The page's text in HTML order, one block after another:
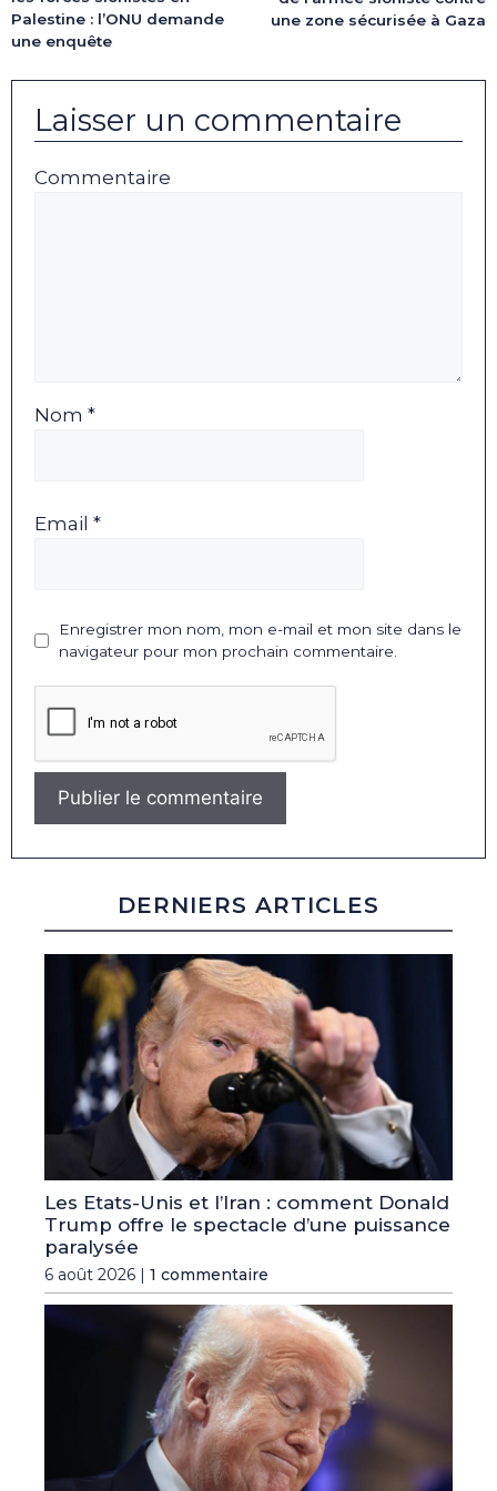
Palestine : l’ONU demande
une enquête
une zone sécurisée à Gaza
Laisser un commentaire
Commentaire
Nom *
Email *
Enregistrer mon nom, mon e-mail et mon site dans le
navigateur pour mon prochain commentaire.
DERNIERS ARTICLES
Les Etats-Unis et l’Iran : comment Donald
Trump offre le spectacle d’une puissance
paralysée
6 août 2026 | 1 commentaire